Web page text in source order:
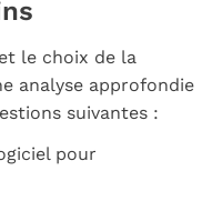
le choix de la
analyse approfondie
suivantes :
pour